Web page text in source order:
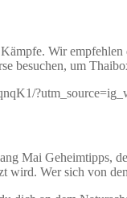
Wir
besuchen, um
Mai Geheimtipps,
wird. Wer sich von